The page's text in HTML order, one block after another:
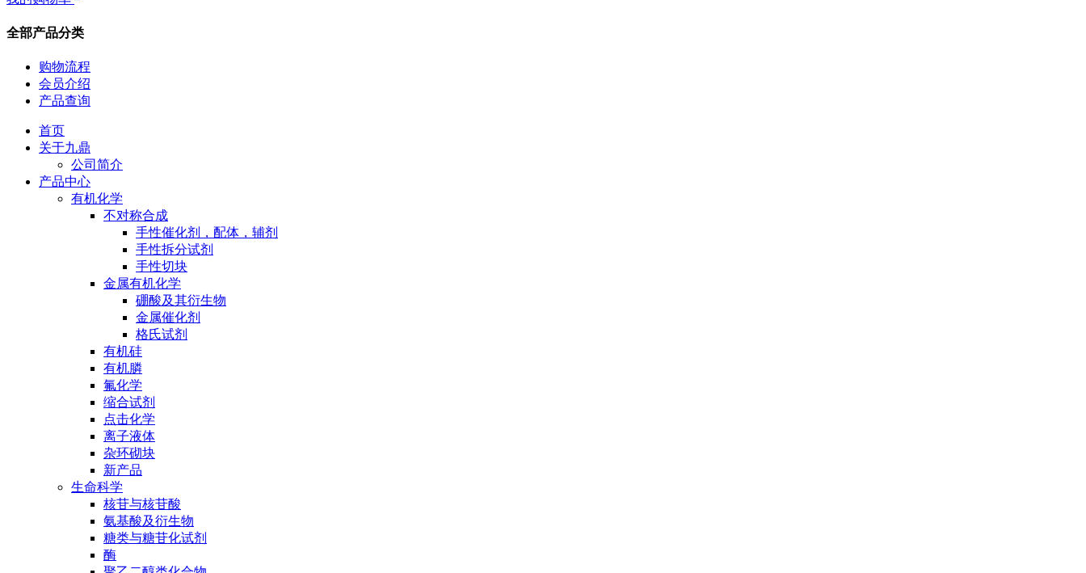
全部产品分类
购物流程
会员介绍
产品查询
首页
关于九鼎
公司简介
产品中心
有机化学
不对称合成
手性催化剂，配体，辅剂
手性拆分试剂
手性切块
金属有机化学
硼酸及其衍生物
金属催化剂
格氏试剂
有机硅
有机膦
氟化学
缩合试剂
点击化学
离子液体
杂环砌块
新产品
生命科学
核苷与核苷酸
氨基酸及衍生物
糖类与糖苷化试剂
酶